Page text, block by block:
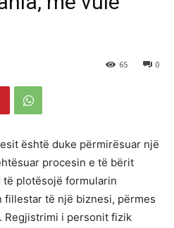
0
65
është duke përmirësuar një
procesin e të bërit
të plotësojë formularin
të një biznesi, përmes
Regjistrimi i personit fizik